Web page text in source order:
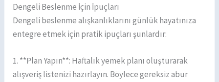
Dengeli Beslenme İçin İpuçları
Dengeli beslenme alışkanlıklarını günlük hayatınıza
entegre etmek için pratik ipuçları şunlardır:
1. **Plan Yapın**: Haftalık yemek planı oluşturarak
alışveriş listenizi hazırlayın. Böylece gereksiz abur